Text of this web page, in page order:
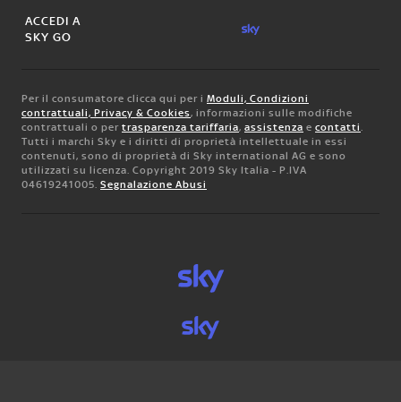
ACCEDI A
SKY GO
Per il consumatore clicca qui per i Moduli, Condizioni
contrattuali, Privacy & Cookies, informazioni sulle modifiche
contrattuali o per trasparenza tariffaria, assistenza e contatti.
Tutti i marchi Sky e i diritti di proprietà intellettuale in essi
contenuti, sono di proprietà di Sky international AG e sono
utilizzati su licenza. Copyright 2019 Sky Italia - P.IVA
04619241005. Segnalazione Abusi